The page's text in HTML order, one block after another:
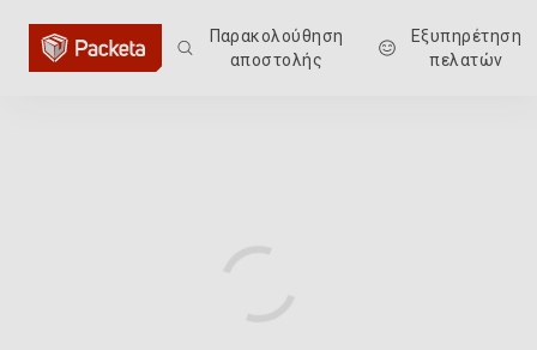
Παρακολούθηση
αποστολής
Εξυπηρέτηση
πελατών